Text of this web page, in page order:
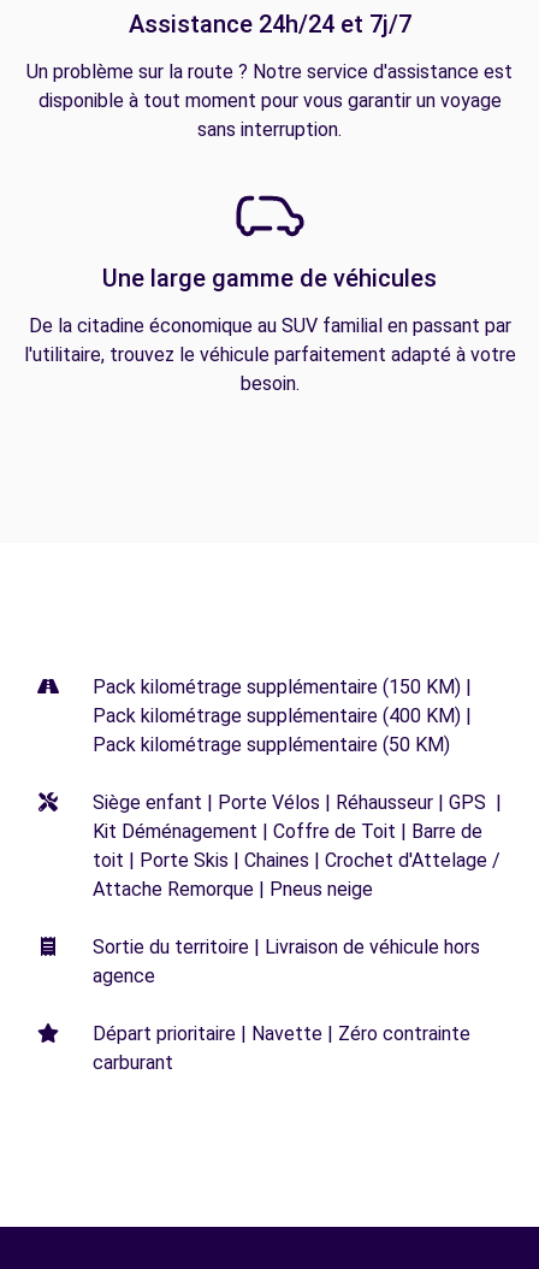
Assistance 24h/24 et 7j/7
Un problème sur la route ? Notre service d'assistance est
disponible à tout moment pour vous garantir un voyage
sans interruption.
Une large gamme de véhicules
De la citadine économique au SUV familial en passant par
l'utilitaire, trouvez le véhicule parfaitement adapté à votre
besoin.
Pack kilométrage supplémentaire (150 KM) |
Pack kilométrage supplémentaire (400 KM) |
Pack kilométrage supplémentaire (50 KM)
Siège enfant | Porte Vélos | Réhausseur | GPS |
Kit Déménagement | Coffre de Toit | Barre de
toit | Porte Skis | Chaines | Crochet d'Attelage /
Attache Remorque | Pneus neige
Sortie du territoire | Livraison de véhicule hors
agence
Départ prioritaire | Navette | Zéro contrainte
carburant